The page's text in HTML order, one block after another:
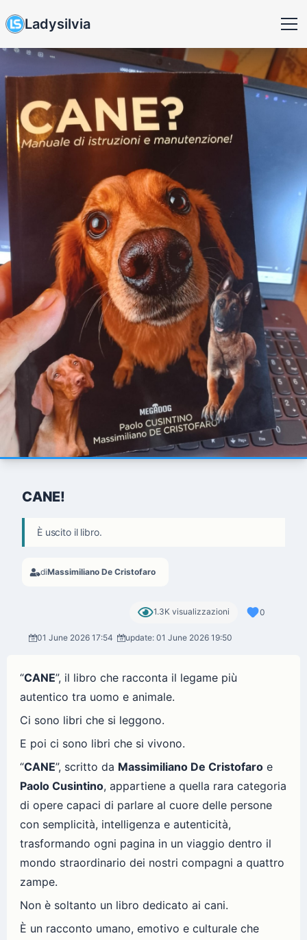
Ladysilvia
CANE!
È uscito il libro.
diMassimiliano De Cristofaro
1.3K visualizzazioni 0
01 June 2026 17:54 update: 01 June 2026 19:50
“CANE”, il libro che racconta il legame più
autentico tra uomo e animale.
Ci sono libri che si leggono.
E poi ci sono libri che si vivono.
“CANE”, scritto da Massimiliano De Cristofaro e
Paolo Cusintino, appartiene a quella rara categoria
di opere capaci di parlare al cuore delle persone
con semplicità, intelligenza e autenticità,
trasformando ogni pagina in un viaggio dentro il
mondo straordinario dei nostri compagni a quattro
zampe.
Non è soltanto un libro dedicato ai cani.
È un racconto umano, emotivo e culturale che